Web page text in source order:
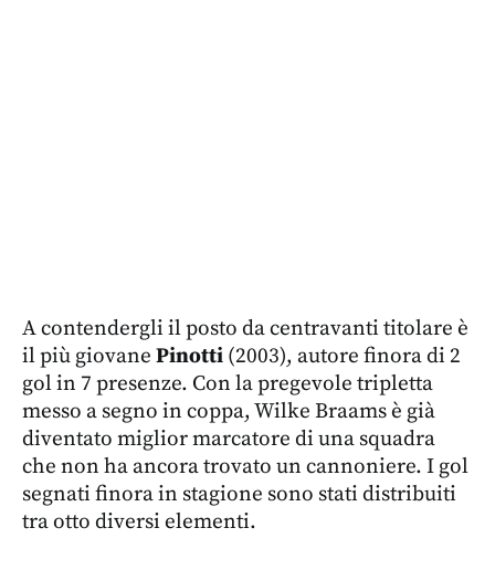
A contendergli il posto da centravanti titolare è
il più giovane Pinotti (2003), autore finora di 2
gol in 7 presenze. Con la pregevole tripletta
messo a segno in coppa, Wilke Braams è già
diventato miglior marcatore di una squadra
che non ha ancora trovato un cannoniere. I gol
segnati finora in stagione sono stati distribuiti
tra otto diversi elementi.